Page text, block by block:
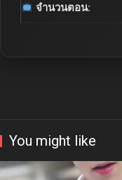
จำนวนตอน:
You might like